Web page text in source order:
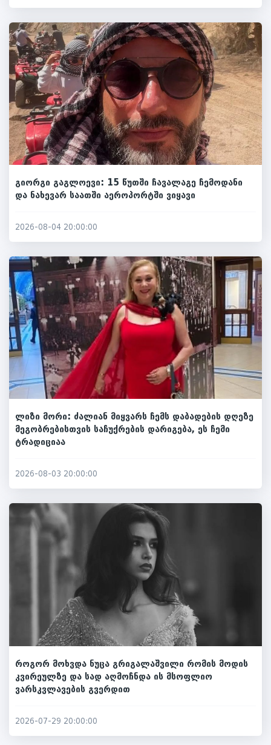
გიორგი გაგლოევი: 15 წუთში ჩავალაგე ჩემოდანი
და ნახევარ საათში აეროპორტში ვიყავი
2026-08-04 20:00:00
ლიზი მორი: ძალიან მიყვარს ჩემს დაბადების დღეზე
მეგობრებისთვის საჩუქრების დარიგება, ეს ჩემი
ტრადიციაა
2026-08-03 20:00:00
როგორ მოხვდა ნუცა გრიგალაშვილი რომის მოდის
კვირეულზე და სად აღმოჩნდა ის მსოფლიო
ვარსკვლავების გვერდით
2026-07-29 20:00:00